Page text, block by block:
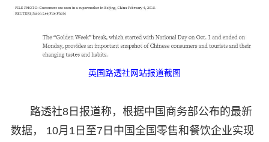
英国路透社网站报道截图
路透社8日报道称，根据中国商务部公布的最新
数据， 10月1日至7日中国全国零售和餐饮企业实现